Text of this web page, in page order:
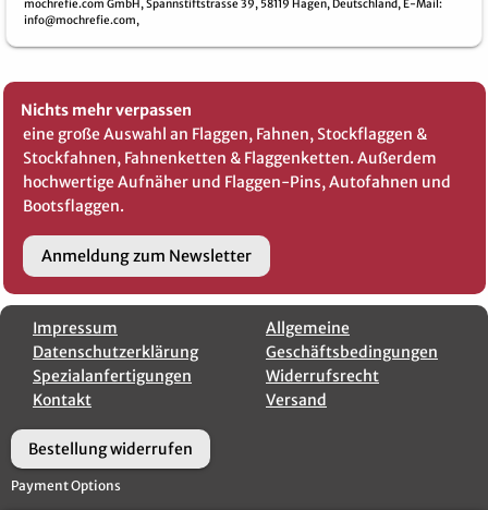
mochrefie.com GmbH,Spannstiftstrasse 39, 58119 Hagen, Deutschland, E-Mail :
info@mochrefie.com,
Nichts mehr verpassen
eine große Auswahl an Flaggen, Fahnen, Stockflaggen &
Stockfahnen, Fahnenketten & Flaggenketten. Außerdem
hochwertige Aufnäher und Flaggen-Pins, Autofahnen und
Bootsflaggen.
Anmeldung zum Newsletter
Impressum
Datenschutzerklärung
Spezialanfertigungen
Kontakt
Allgemeine
Geschäftsbedingungen
Widerrufsrecht
Versand
Bestellung widerrufen
Payment Options